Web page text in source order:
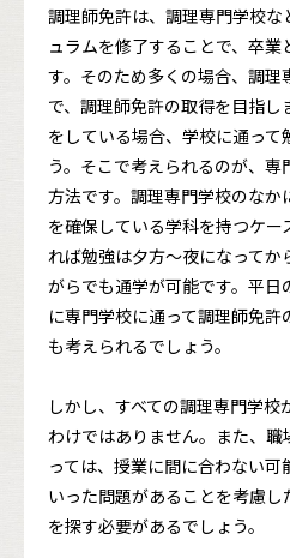
調理師免許は、調理専門学校
ュラムを修了することで、卒
す。そのため多くの場合、調理
で、調理師免許の取得を目指し
をしている場合、学校に通って
う。そこで考えられるのが、
方法です。調理専門学校のな
を確保している学科を持つケー
れば勉強は夕方〜夜になって
がらでも通学が可能です。平日
に専門学校に通って調理師免
も考えられるでしょう。
しかし、すべての調理専門学
わけではありません。また、
っては、授業に間に合わない可
いった問題があることを考慮
を探す必要があるでしょう。